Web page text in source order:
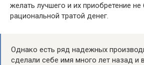
желать лучшего и их приобретение не
рациональной тратой денег.
Однако есть ряд надежных
сделали себе имя много лет назад и